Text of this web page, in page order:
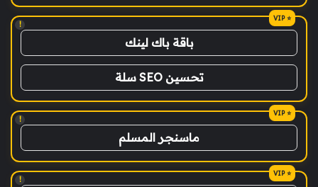
!
باقة باك لينك
تحسين SEO سلة
!
ماسنجر المسلم
!